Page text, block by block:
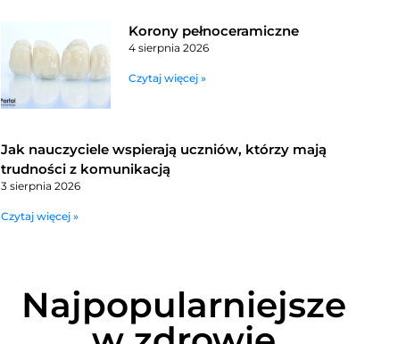
Korony pełnoceramiczne
4 sierpnia 2026
Czytaj więcej »
Jak nauczyciele wspierają uczniów, którzy mają
trudności z komunikacją
3 sierpnia 2026
Czytaj więcej »
Najpopularniejsze